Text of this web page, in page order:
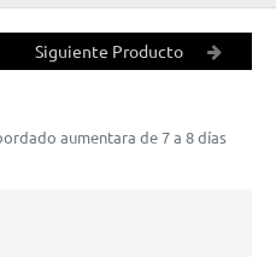
Siguiente Producto
aumentara de 7 a 8 días